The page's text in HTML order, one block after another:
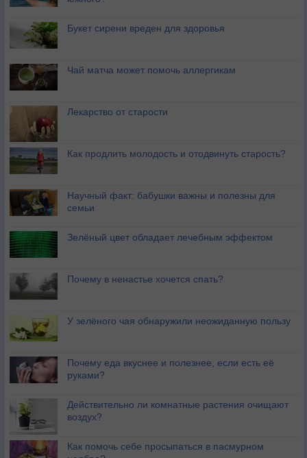
Букет сирени вреден для здоровья
Чай матча может помочь аллергикам
Лекарство от старости
Как продлить молодость и отодвинуть старость?
Научный факт: бабушки важны и полезны для
семьи
Зелёный цвет обладает лечебным эффектом
Почему в ненастье хочется спать?
У зелёного чая обнаружили неожиданную пользу
Почему еда вкуснее и полезнее, если есть её
руками?
Действительно ли комнатные растения очищают
воздух?
Как помочь себе просыпаться в пасмурном